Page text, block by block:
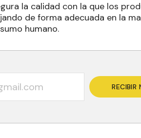
la calidad con la que los
de forma adecuada en la
humano.
RECIBIR